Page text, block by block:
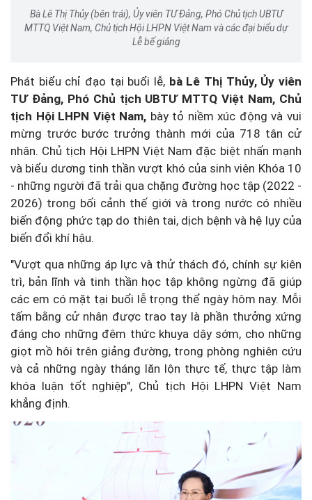
Bà Lê Thị Thủy (bên trái), Ủy viên TƯ Đảng, Phó Chủ tịch UBTƯ
MTTQ Việt Nam, Chủ tịch Hội LHPN Việt Nam và các đại biểu dự
Lễ bế giảng
Phát biểu chỉ đạo tại buổi lễ, bà Lê Thị Thủy, Ủy viên
TƯ Đảng, Phó Chủ tịch UBTƯ MTTQ Việt Nam, Chủ
tịch Hội LHPN Việt Nam, bày tỏ niềm xúc động và vui
mừng trước bước trưởng thành mới của 718 tân cử
nhân. Chủ tịch Hội LHPN Việt Nam đặc biệt nhấn mạnh
và biểu dương tinh thần vượt khó của sinh viên Khóa 10
- những người đã trải qua chặng đường học tập (2022 -
2026) trong bối cảnh thế giới và trong nước có nhiều
biến động phức tạp do thiên tai, dịch bệnh và hệ lụy của
biến đổi khí hậu.
"Vượt qua những áp lực và thử thách đó, chính sự kiên
trì, bản lĩnh và tinh thần học tập không ngừng đã giúp
các em có mặt tại buổi lễ trọng thể ngày hôm nay. Mỗi
tấm bằng cử nhân được trao tay là phần thưởng xứng
đáng cho những đêm thức khuya dậy sớm, cho những
giọt mồ hôi trên giảng đường, trong phòng nghiên cứu
và cả những ngày tháng lăn lộn thực tế, thực tập làm
khóa luận tốt nghiệp", Chủ tịch Hội LHPN Việt Nam
khẳng định.